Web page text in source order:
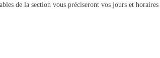
de la section vous préciseront vos jours et